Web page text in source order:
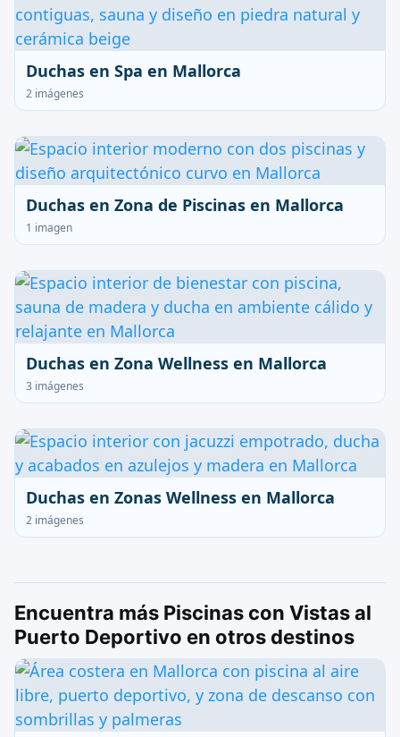
Duchas en Spa en Mallorca
2 imágenes
Duchas en Zona de Piscinas en Mallorca
1 imagen
Duchas en Zona Wellness en Mallorca
3 imágenes
Duchas en Zonas Wellness en Mallorca
2 imágenes
Encuentra más Piscinas con Vistas al
Puerto Deportivo en otros destinos